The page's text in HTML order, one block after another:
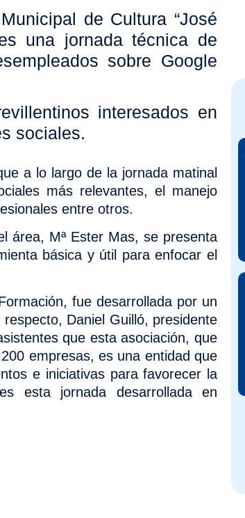
de Cultura “José
una jornada técnica de
sobre Google
interesados en
sociales.
a lo largo de la jornada matinal
más relevantes, el manejo
entre otros.
área, Mª Ester Mas, se presenta
básica y útil para enfocar el
fue desarrollada por un
Daniel Guilló, presidente
que esta asociación, que
empresas, es una entidad que
e iniciativas para favorecer la
esta jornada desarrollada en